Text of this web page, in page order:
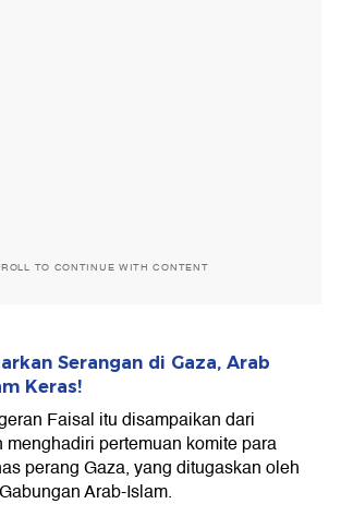
TO CONTINUE WITH CONTENT
Serangan di Gaza, Arab
Keras!
Faisal itu disampaikan dari
pertemuan komite para
perang Gaza, yang ditugaskan oleh
Arab-Islam.